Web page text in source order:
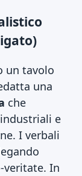
un tavolo
una
che
e
I verbali
veritate. In